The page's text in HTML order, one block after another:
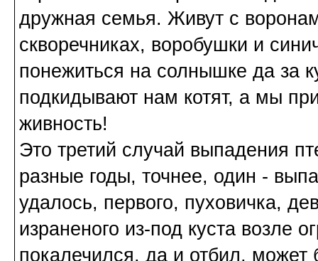
дружная семья. Живут с
скворечниках, воробушки и
понежиться на солнышке да за
подкидывают нам котят, а мы
живность!
Это третий случай выпадения
разные годы, точнее, один -
удалось, первого, пуховичка,
израненого из-под куста возле
покалечился, да и отбил, может